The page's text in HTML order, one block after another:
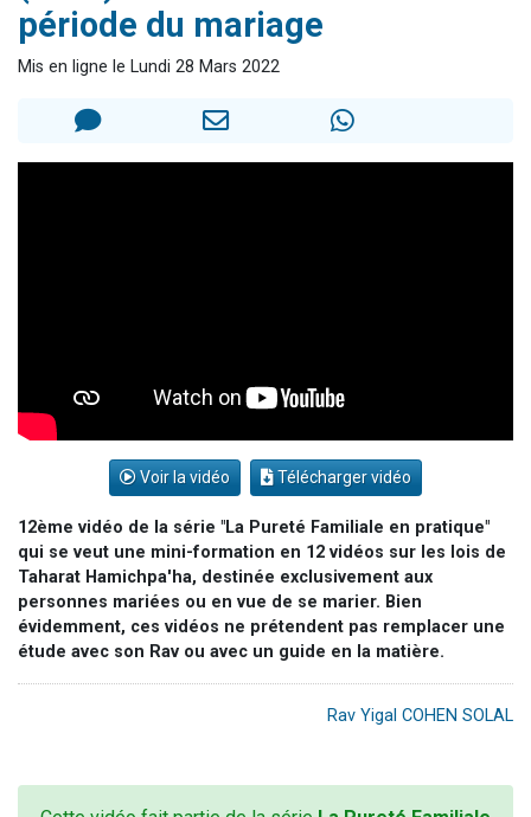
Il reste 49 places pour étudier en groupe sur Zoom
12 nouvelles musiques dans Torah-Box Music
2 personnes viennent de nous rejoindre sur WhatsApp
période du mariage
Mis en ligne le Lundi 28 Mars 2022
Voir la vidéo Télécharger vidéo
12ème vidéo de la série "La Pureté Familiale en pratique"
qui se veut une mini-formation en 12 vidéos sur les lois de
Taharat Hamichpa'ha, destinée exclusivement aux
personnes mariées ou en vue de se marier. Bien
évidemment, ces vidéos ne prétendent pas remplacer une
étude avec son Rav ou avec un guide en la matière.
Rav Yigal COHEN SOLAL